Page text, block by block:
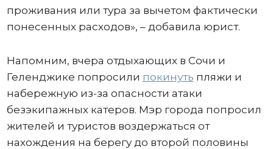
проживания или тура за вычетом фактически
понесенных расходов», – добавила юрист.
Напомним, вчера отдыхающих в Сочи и
Геленджике попросили покинуть пляжи и
набережную из-за опасности атаки
безэкипажных катеров. Мэр города попросил
жителей и туристов воздержаться от
нахождения на берегу до второй половины